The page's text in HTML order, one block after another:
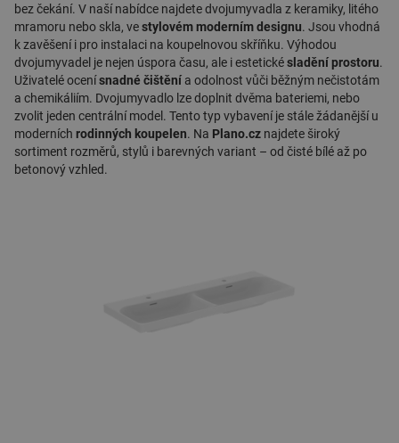
bez čekání. V naší nabídce najdete dvojumyvadla z keramiky, litého
mramoru nebo skla, vestylovém moderním designu. Jsou vhodná
k zavěšení i pro instalaci na koupelnovou skříňku. Výhodou
dvojumyvadel je nejen úspora času, ale i estetickésladění prostoru.
Uživatelé ocenísnadné čištění a odolnost vůči běžným nečistotám
a chemikáliím. Dvojumyvadlo lze doplnit dvěma bateriemi, nebo
zvolit jeden centrální model. Tento typ vybavení je stále žádanější u
moderních rodinných koupelen. Na Plano.cz najdete široký
sortiment rozměrů, stylů i barevných variant – od čisté bílé až po
betonový vzhled.